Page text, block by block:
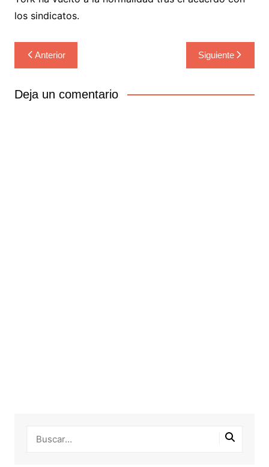
los sindicatos.
Navegación
de
entradas
Anterior Siguiente
Deja un comentario